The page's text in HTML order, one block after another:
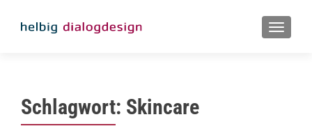
MENU
Schlagwort: Skincare